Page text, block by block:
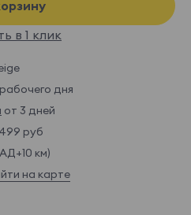
в 1 клик
дня
от 3 дней
руб
км)
на карте